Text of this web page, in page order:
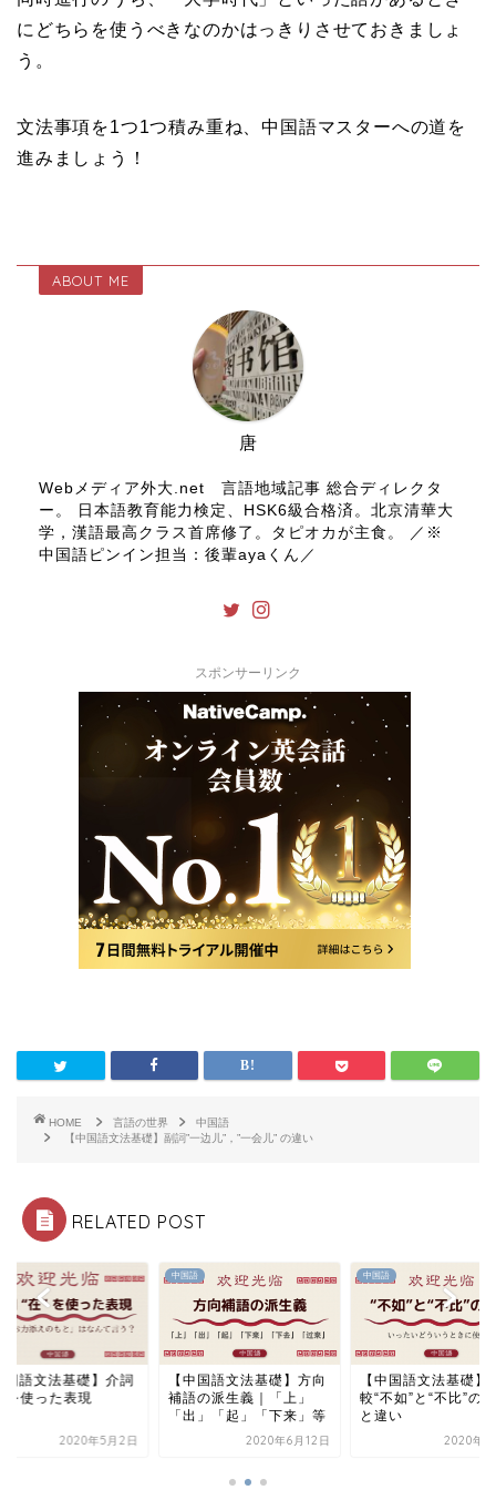
にどちらを使うべきなのかはっきりさせておきましょ
う。
文法事項を1つ1つ積み重ね、中国語マスターへの道を
進みましょう！
ABOUT ME
唐
Webメディア外大.net 言語地域記事 総合ディレクタ
ー。 日本語教育能力検定、HSK6級合格済。北京清華大
学，漢語最高クラス首席修了。タピオカが主食。 ／※
中国語ピンイン担当：後輩ayaくん／
スポンサーリンク
HOME 言語の世界
中国語
【中国語文法基礎】副詞”一边儿”，”一会儿” の違い
RELATED POST
国語文法基礎】介詞
を使った表現
2020年5月2日
中国語
【中国語文法基礎】方向
補語の派生義｜「上」
「出」「起」「下来」等
2020年6月12日
中国語
【中国語文法基礎】
較“不如”と“不比”の
と違い
2020年6